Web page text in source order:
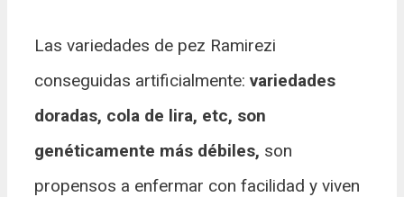
Las variedades de pez Ramirezi
conseguidas artificialmente: variedades
doradas, cola de lira, etc, son
genéticamente más débiles, son
propensos a enfermar con facilidad y viven